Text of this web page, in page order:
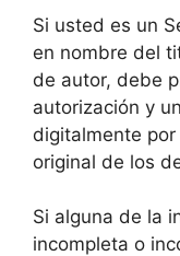
Si usted es un
en nombre del
de autor, debe
autorización y
digitalmente
original de los
Si alguna de la
incompleta o